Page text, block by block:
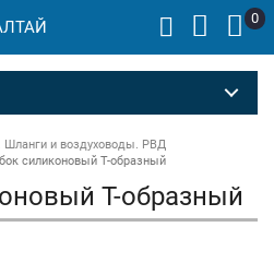
0
и воздуховоды. РВД
силиконовый Т-образный
Т-образный